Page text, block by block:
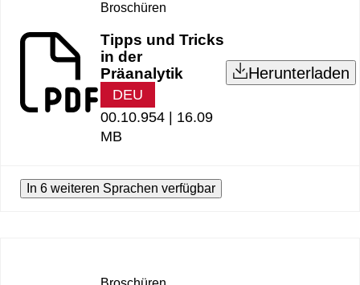
Broschüren
Tipps und Tricks
in der
Präanalytik
DEU
00.10.954 | 16.09
MB
Herunterladen
In 6 weiteren Sprachen verfügbar